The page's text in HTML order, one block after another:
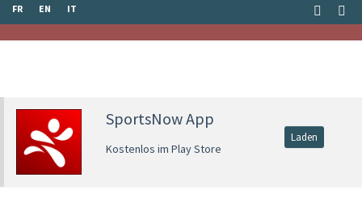
FR EN IT
SportsNow App
Kostenlos im Play Store
Laden